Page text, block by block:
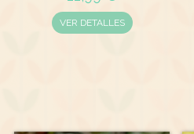
VER DETALLES